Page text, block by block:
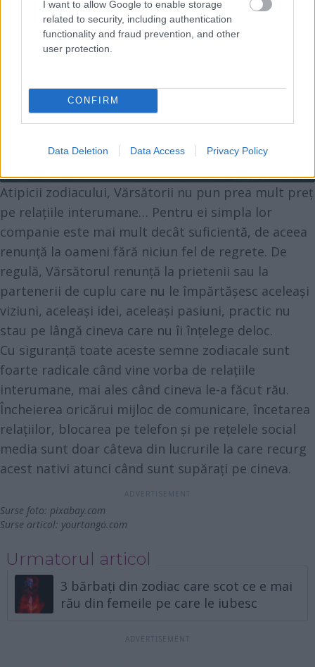
I want to allow Google to enable storage
related to security, including authentication
functionality and fraud prevention, and other
user protection.
CONFIRM
Data Deletion Data Access Privacy Policy
Atipicii zodiacului, Vărsătorii nu pun prea mult preț
pe relațiile interumane… Pentru ei simpla lor
companie este mai mult decât suficientă, de aceea
renunță la oameni fără niciun fel de regrete. De
regulă, Vărsătorul renunță la prietenii sau la
partenerii de cuplu care nu le împărtășesc aceleași
viziuni, aceleași idei, aceleași pasiuni, practic nu
stau pe lângă cineva care nu îi înțelege deloc.
Cu siguranță toate aceste semne zodiacale sunt
foarte radicale când vine vorba de relațiile
interumane, mai ales când cineva le-a făcut rău.
Încheierea oricărui mijloc de comunicare, încetarea
relațiilor, blocarea pe telefon și pe rețelele social
media sunt doar câteva din lucrurile la care recurg
acest nativi atunci când sunt supărați pe cineva.
Surse foto: pixabay.com
Surse articol: yourtango.com
Urmatorul articol
3 bărbați din zodiac care scot ce e mai
rău din femeile pe care le iubesc